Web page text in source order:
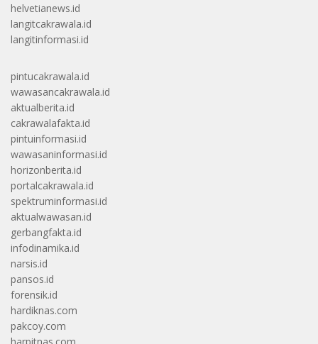
helvetianews.id
langitcakrawala.id
langitinformasi.id
pintucakrawala.id
wawasancakrawala.id
aktualberita.id
cakrawalafakta.id
pintuinformasi.id
wawasaninformasi.id
horizonberita.id
portalcakrawala.id
spektruminformasi.id
aktualwawasan.id
gerbangfakta.id
infodinamika.id
narsis.id
pansos.id
forensik.id
hardiknas.com
pakcoy.com